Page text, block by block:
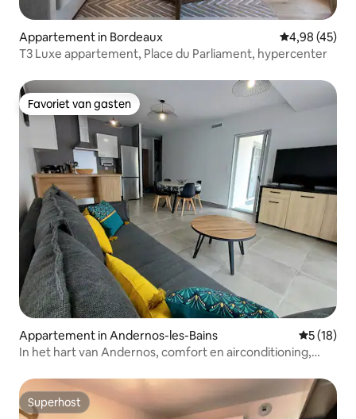
Appartement in Bordeaux Gemiddelde
4,98 (45)
T3 Luxe appartement, Place du Parliament, hypercenter
Favoriet van gasten
Favoriet van gasten
Appartement in Andernos-les-Bains
5 (18)
In het hart van Andernos, comfort en airconditioning,
Superhost
Superhost